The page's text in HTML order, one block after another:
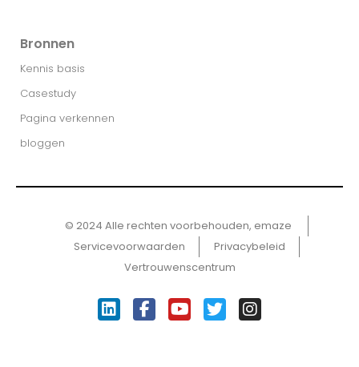
Bronnen
Kennis basis
Casestudy
Pagina verkennen
bloggen
© 2024 Alle rechten voorbehouden, emaze ​
Servicevoorwaarden
Privacybeleid
Vertrouwenscentrum